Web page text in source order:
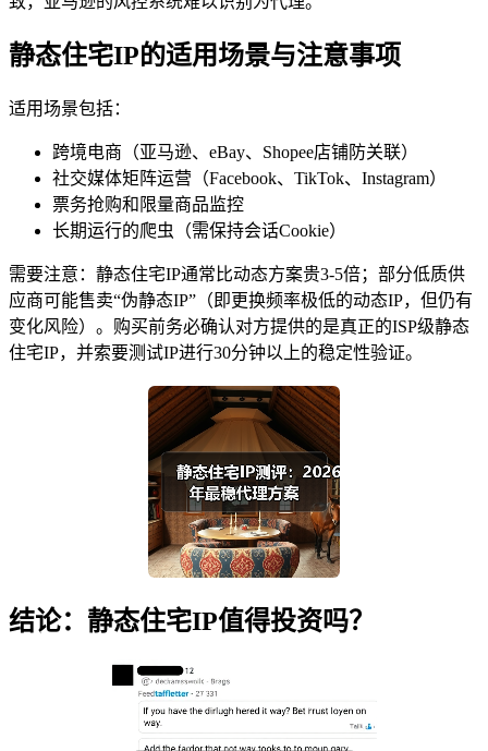
静态住宅IP的适用场景与注意事项
适用场景包括：
跨境电商（亚马逊、eBay、Shopee店铺防关联）
社交媒体矩阵运营（Facebook、TikTok、Instagram）
票务抢购和限量商品监控
长期运行的爬虫（需保持会话Cookie）
需要注意：静态住宅IP通常比动态方案贵3-5倍；部分低质供
应商可能售卖“伪静态IP”（即更换频率极低的动态IP，但仍有
变化风险）。购买前务必确认对方提供的是真正的ISP级静态
住宅IP，并索要测试IP进行30分钟以上的稳定性验证。
结论：静态住宅IP值得投资吗？